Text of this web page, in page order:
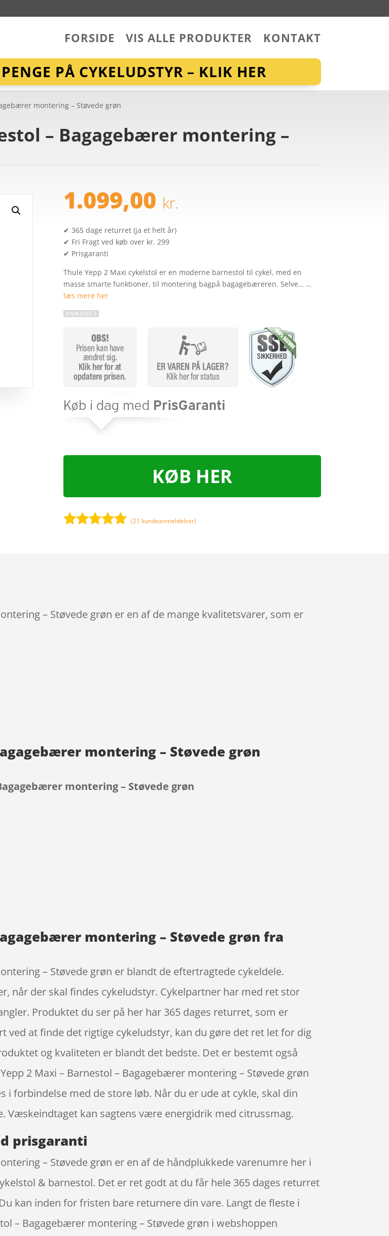
FORSIDE VIS ALLE PRODUKTER KONTAKT
PÅ CYKELUDSTYR – KLIK HER
montering – Støvede grøn
– Bagagebærer montering –
1.099,00 kr.
✔ 365 dage returret (ja et helt år)
✔ Fri Fragt ved køb over kr. 299
✔ Prisgaranti
Thule Yepp 2 Maxi cykelstol er en moderne barnestol til cykel, med en
masse smarte funktioner, til montering bagpå bagagebæreren. Selve… …
læs mere her
KØB HER
(21 kundeanmeldelser)
– Støvede grøn er en af de mange kvalitetsvarer, som er
montering – Støvede grøn
montering – Støvede grøn
montering – Støvede grøn fra
– Støvede grøn er blandt de eftertragtede cykeldele.
når der skal findes cykeludstyr. Cykelpartner har med ret stor
Produktet du ser på her har 365 dages returret, som er
at finde det rigtige cykeludstyr, kan du gøre det ret let for dig
og kvaliteten er blandt det bedste. Det er bestemt også
2 Maxi – Barnestol – Bagagebærer montering – Støvede grøn
forbindelse med de store løb. Når du er ude at cykle, skal din
kan sagtens være energidrik med citrussmag.
prisgaranti
– Støvede grøn er en af de håndplukkede varenumre her i
& barnestol. Det er ret godt at du får hele 365 dages returret
kan inden for fristen bare returnere din vare. Langt de fleste i
– Bagagebærer montering – Støvede grøn i webshoppen